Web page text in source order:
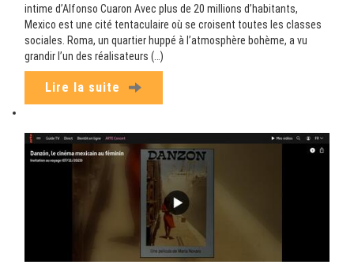
intime d’Alfonso Cuaron Avec plus de 20 millions d’habitants,
Mexico est une cité tentaculaire où se croisent toutes les classes
sociales. Roma, un quartier huppé à l’atmosphère bohème, a vu
grandir l’un des réalisateurs (…)
Lire la suite